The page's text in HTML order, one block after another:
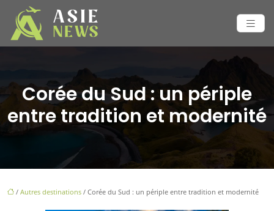
Corée du Sud : un périple
entre tradition et modernité
/ Autres destinations / Corée du Sud : un périple entre tradition et modernité